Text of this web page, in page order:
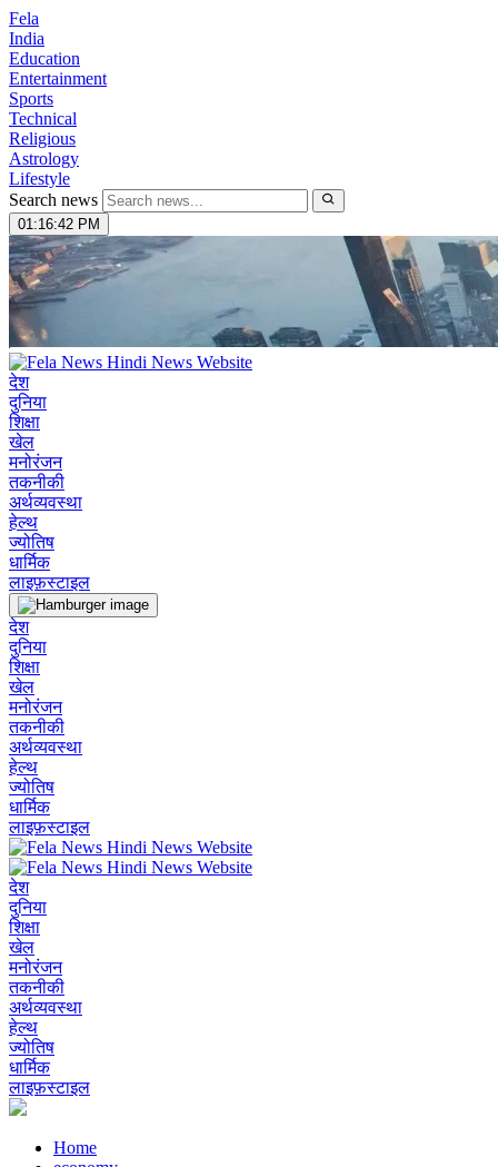
Fela
India
Education
Entertainment
Sports
Technical
Religious
Astrology
Lifestyle
Search news
01:16:43 PM
देश
दुनिया
शिक्षा
खेल
मनोरंजन
तकनीकी
अर्थव्यवस्था
हेल्थ
ज्योतिष
धार्मिक
लाइफ़स्टाइल
देश
दुनिया
शिक्षा
खेल
मनोरंजन
तकनीकी
अर्थव्यवस्था
हेल्थ
ज्योतिष
धार्मिक
लाइफ़स्टाइल
देश
दुनिया
शिक्षा
खेल
मनोरंजन
तकनीकी
अर्थव्यवस्था
हेल्थ
ज्योतिष
धार्मिक
लाइफ़स्टाइल
Home